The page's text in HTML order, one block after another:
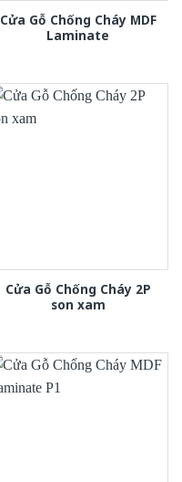
Cửa Gỗ Chống Cháy MDF
Laminate
Cửa Gỗ Chống Cháy 2P
son xam